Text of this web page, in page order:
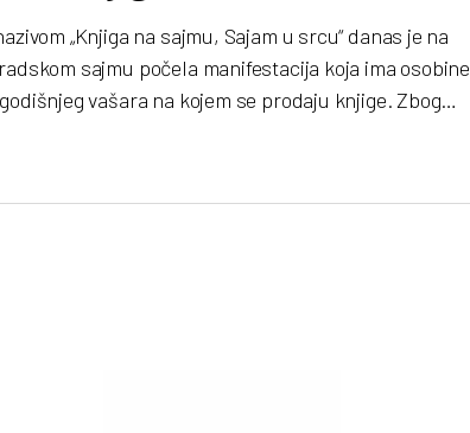
„Knjiga na sajmu, Sajam u srcu“ danas je na
sajmu počela manifestacija koja ima osobine
vašara na kojem se prodaju knjige. Zbog